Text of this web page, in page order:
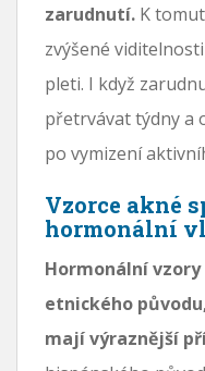
zarudnutí. K
zvýšené
pleti. I když
přetrvávat týdny a
po vymizení
Vzorce akné
hormonální
Hormonální
etnického
mají výraznější